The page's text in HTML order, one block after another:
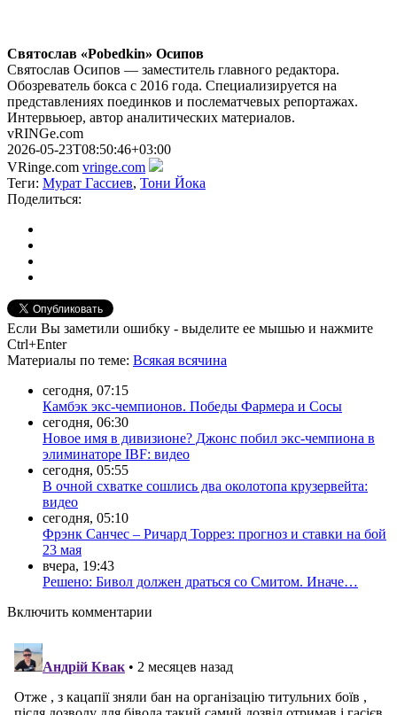
Святослав «Pobedkin» Осипов
Святослав Осипов — заместитель главного редактора.
Обозреватель бокса с 2016 года. Специализируется на
представлениях поединков и послематчевых репортажах.
Интервьюер, автор аналитических материалов.
vRINGe.com
2026-05-23T08:50:46+03:00
VRinge.com vringe.com
Теги: Мурат Гассиев, Тони Йока
Поделиться:
Если Вы заметили ошибку - выделите ее мышью и нажмите
Ctrl+Enter
Материалы по теме: Всякая всячина
сегодня, 07:15
Камбэк экс-чемпионов. Победы Фармера и Сосы
сегодня, 06:30
Новое имя в дивизионе? Джонс побил экс-чемпиона в
элиминаторе IBF: видео
сегодня, 05:55
В очной схватке сошлись два околотопа крузервейта:
видео
сегодня, 05:10
Фрэнк Санчес – Ричард Торрез: прогноз и ставки на бой
23 мая
вчера, 19:43
Решено: Бивол должен драться со Смитом. Иначе…
Включить комментарии